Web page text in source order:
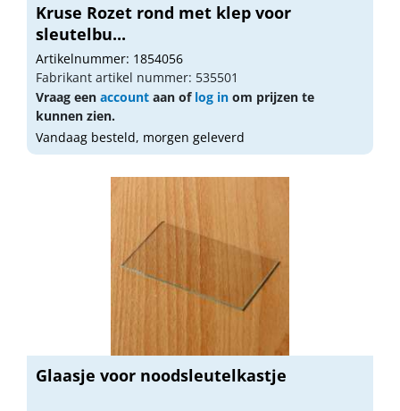
Kruse Rozet rond met klep voor
sleutelbu...
Artikelnummer: 1854056
Fabrikant artikel nummer: 535501
Vraag een account aan of log in om prijzen te
kunnen zien.
Vandaag besteld, morgen geleverd
Glaasje voor noodsleutelkastje